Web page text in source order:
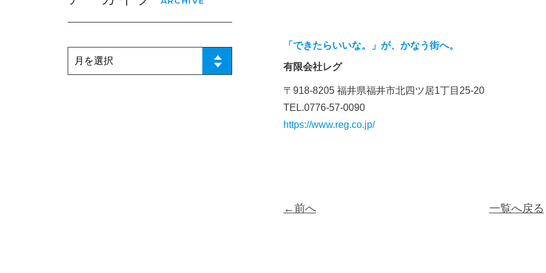
「できたらいいな。」が、かなう街へ。
有限会社レグ
〒918-8205 福井県福井市北四ツ居1丁目25-20
TEL.0776-57-0090
https://www.reg.co.jp/
←前へ 一覧へ戻る